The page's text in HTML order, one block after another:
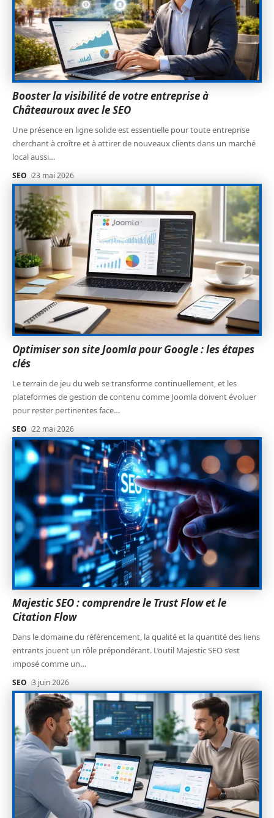
Booster la visibilité de votre entreprise à
Châteauroux avec le SEO
Une présence en ligne solide est essentielle pour toute entreprise
cherchant à croître et à attirer de nouveaux clients dans un marché
local aussi…
SEO 23 mai 2026
Optimiser son site Joomla pour Google : les étapes
clés
Le terrain de jeu du web se transforme continuellement, et les
plateformes de gestion de contenu comme Joomla doivent évoluer
pour rester pertinentes face…
SEO 22 mai 2026
Majestic SEO : comprendre le Trust Flow et le
Citation Flow
Dans le domaine du référencement, la qualité et la quantité des liens
entrants jouent un rôle prépondérant. L’outil Majestic SEO s’est
imposé comme un…
SEO 3 juin 2026